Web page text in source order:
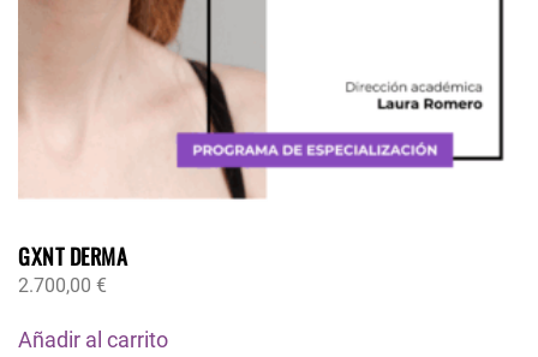
GXNT DERMA
2.700,00 €
Añadir al carrito